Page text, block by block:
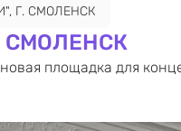
Г. СМОЛЕНСК
СМОЛЕНСК
площадка для